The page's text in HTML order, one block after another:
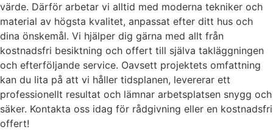
värde. Därför arbetar vi alltid med moderna tekniker och
material av högsta kvalitet, anpassat efter ditt hus och
dina önskemål. Vi hjälper dig gärna med allt från
kostnadsfri besiktning och offert till själva takläggningen
och efterföljande service. Oavsett projektets omfattning
kan du lita på att vi håller tidsplanen, levererar ett
professionellt resultat och lämnar arbetsplatsen snygg och
säker. Kontakta oss idag för rådgivning eller en kostnadsfri
offert!